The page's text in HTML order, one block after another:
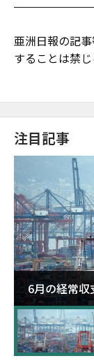
亜洲日報の記
することは禁じ
注目記事
6月の経常
が初の1000